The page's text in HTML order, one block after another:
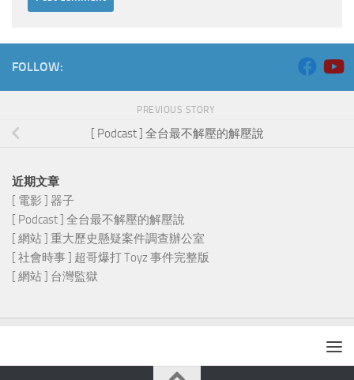
FOLLOW:
PREVIOUS STORY
[ Podcast ] 全台最不解壓的解壓說
近期文章
[ 電影 ] 器子
[ Podcast ] 全台最不解壓的解壓說
[ 網站 ] 重大歷史懸疑案件調查辦公室
[ 社會時事 ] 超哥爆打 Toyz 事件完整版
[ 網站 ] 台灣監獄